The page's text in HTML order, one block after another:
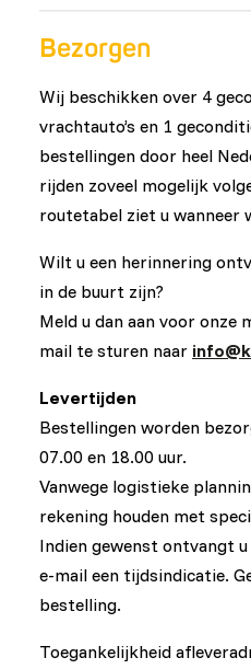
Bezorgen
Wij beschikken over 4
vrachtauto’s en 1
bestellingen door heel
rijden zoveel mogelijk
routetabel ziet u wanneer
Wilt u een herinnering
in de buurt zijn?
Meld u dan aan voor onze
mail te sturen naar
Levertijden
Bestellingen worden
07.00 en 18.00 uur.
Vanwege logistieke
rekening houden met
Indien gewenst ontvangt
e-mail een tijdsindicatie.
bestelling.
Toegankelijkheid